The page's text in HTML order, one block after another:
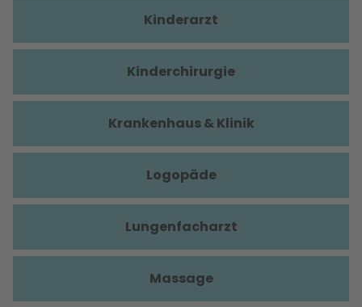
Kinderarzt
Kinderchirurgie
Krankenhaus & Klinik
Logopäde
Lungenfacharzt
Massage